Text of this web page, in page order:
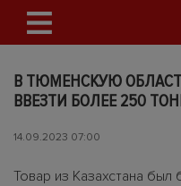
В ТЮМЕНСКУЮ
ВВЕЗТИ БОЛЕЕ 250
14.09.2023 07:00
Товар из Казахстана